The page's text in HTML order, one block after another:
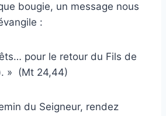
bougie, un message nous
:
pour le retour du Fils de
» (Mt 24,44)
du Seigneur, rendez